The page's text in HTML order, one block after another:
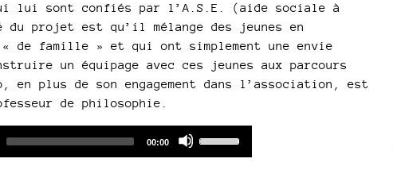
lui sont confiés par l’A.S.E. (aide sociale à
projet est qu’il mélange des jeunes en
de famille » et qui ont simplement une envie
un équipage avec ces jeunes aux parcours
en plus de son engagement dans l’association, est
de philosophie.
Total
00:00